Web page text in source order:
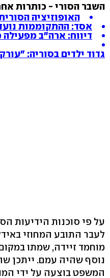
השבר הסורי - כותרות
האופוזיציה
אסד: ההתקוממות
דיווח: ארה"ב
גדוד ילדים בסוריה:
על פי סוכנות הידיעות
לעבר התובע המחוזי
מוחמד זיידה, שמתו
נוסף שהיה עמם. ייתכן
המשפט בוצעה על ידי